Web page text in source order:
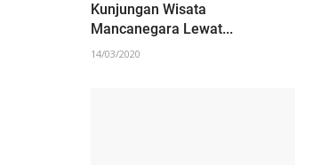
Kunjungan Wisata
Mancanegara Lewat...
14/03/2020